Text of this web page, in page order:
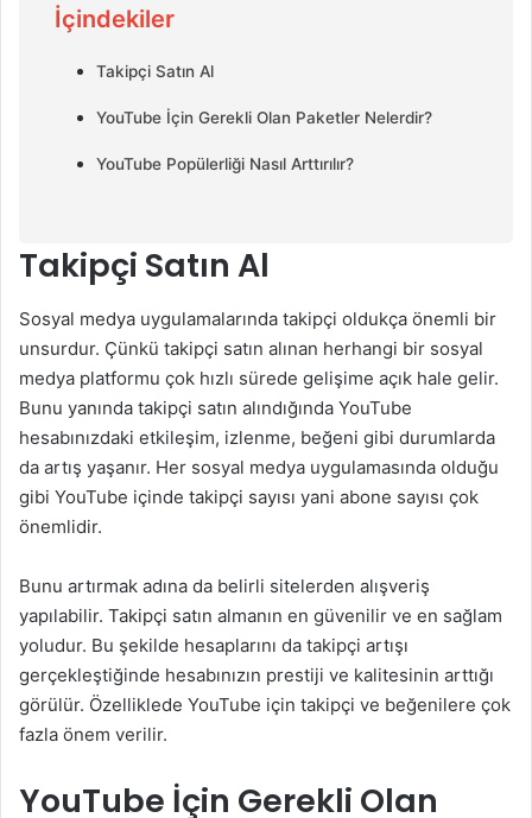
İçindekiler
Takipçi Satın Al
YouTube İçin Gerekli Olan Paketler Nelerdir?
YouTube Popülerliği Nasıl Arttırılır?
Takipçi Satın Al
Sosyal medya uygulamalarında takipçi oldukça önemli bir
unsurdur. Çünkü takipçi satın alınan herhangi bir sosyal
medya platformu çok hızlı sürede gelişime açık hale gelir.
Bunu yanında takipçi satın alındığında YouTube
hesabınızdaki etkileşim, izlenme, beğeni gibi durumlarda
da artış yaşanır. Her sosyal medya uygulamasında olduğu
gibi YouTube içinde takipçi sayısı yani abone sayısı çok
önemlidir.
Bunu artırmak adına da belirli sitelerden alışveriş
yapılabilir. Takipçi satın almanın en güvenilir ve en sağlam
yoludur. Bu şekilde hesaplarını da takipçi artışı
gerçekleştiğinde hesabınızın prestiji ve kalitesinin arttığı
görülür. Özelliklede YouTube için takipçi ve beğenilere çok
fazla önem verilir.
YouTube İçin Gerekli Olan